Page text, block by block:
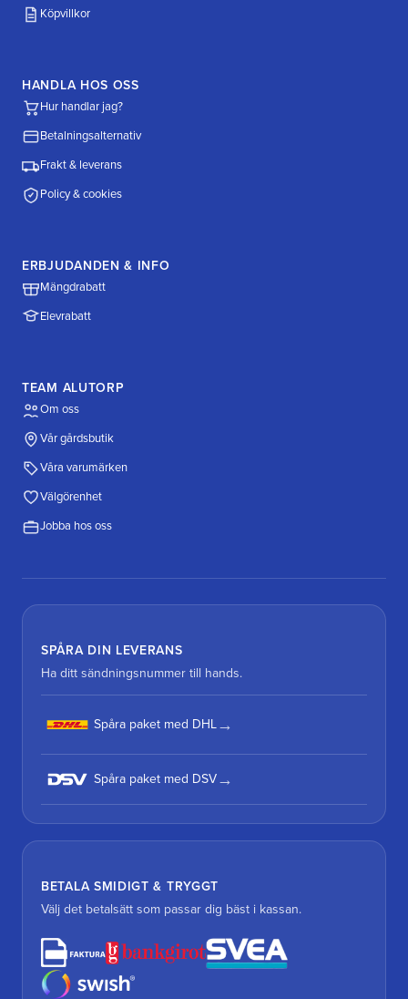
Köpvillkor
HANDLA HOS OSS
Hur handlar jag?
Betalningsalternativ
Frakt & leverans
Policy & cookies
ERBJUDANDEN & INFO
Mängdrabatt
Elevrabatt
TEAM ALUTORP
Om oss
Vår gårdsbutik
Våra varumärken
Välgörenhet
Jobba hos oss
SPÅRA DIN LEVERANS
Ha ditt sändningsnummer till hands.
Spåra paket med DHL
Spåra paket med DSV
BETALA SMIDIGT & TRYGGT
Välj det betalsätt som passar dig bäst i kassan.